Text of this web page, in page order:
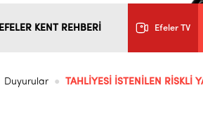
EFELER KENT REHBERİ Efeler TV
Duyurular TAHLİYESİ İSTENİLEN RİSKLİ